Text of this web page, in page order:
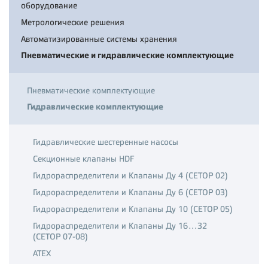
оборудование
Метрологические решения
Автоматизированные системы хранения
Пневматические и гидравлические комплектующие
Пневматические комплектующие
Гидравлические комплектующие
Гидравлические шестеренные насосы
Секционные клапаны HDF
Гидрораспределители и Клапаны Ду 4 (CETOP 02)
Гидрораспределители и Клапаны Ду 6 (CETOP 03)
Гидрораспределители и Клапаны Ду 10 (CETOP 05)
Гидрораспределители и Клапаны Ду 16…32
(CETOP 07-08)
ATEX